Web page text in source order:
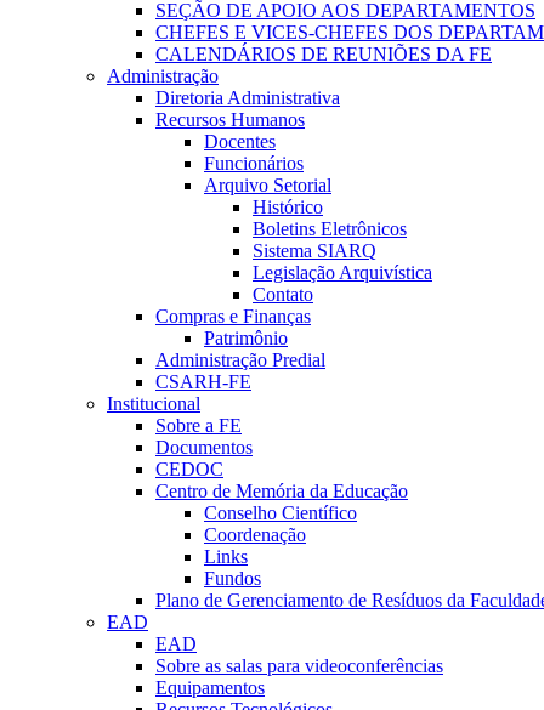
SEÇÃO DE APOIO AOS DEPARTAMENTOS
CHEFES E VICES-CHEFES DOS
CALENDÁRIOS DE REUNIÕES DA FE
Administração
Diretoria Administrativa
Recursos Humanos
Docentes
Funcionários
Arquivo Setorial
Histórico
Boletins Eletrônicos
Sistema SIARQ
Legislação Arquivística
Contato
Compras e Finanças
Patrimônio
Administração Predial
CSARH-FE
Institucional
Sobre a FE
Documentos
CEDOC
Centro de Memória da Educação
Conselho Científico
Coordenação
Links
Fundos
Plano de Gerenciamento de Resíduos da
EAD
EAD
Sobre as salas para videoconferências
Equipamentos